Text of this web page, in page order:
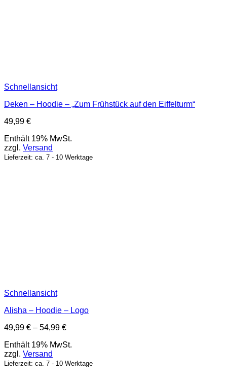
Schnellansicht
Deken – Hoodie – „Zum Frühstück auf den Eiffelturm“
49,99 €
Enthält 19% MwSt.
zzgl. Versand
Lieferzeit: ca. 7 - 10 Werktage
Schnellansicht
Alisha – Hoodie – Logo
49,99 € – 54,99 €Preisspanne:
bis
Enthält 19% MwSt.
zzgl. Versand
Lieferzeit: ca. 7 - 10 Werktage